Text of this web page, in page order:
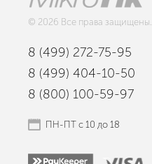
© 2026 Все права защищены.
8 (499) 272-75-95
8 (499) 404-10-50
8 (800) 100-59-97
ПН-ПТ с 10 до 18